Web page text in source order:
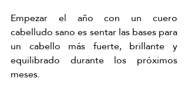
Empezar el año con un cuero
cabelludo sano es sentar las bases para
un cabello más fuerte, brillante y
equilibrado durante los próximos
meses.